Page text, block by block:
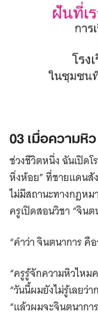
03 เมื่อความ
ช่วงชีวิตหนึ่ง ฉันเปิดโ
หิ่งห้อย” ที่ชายแดนสั
ไม่มีสถานะทางกฎหม
ครูเปิดสอนวิชา “จิน
“คำว่า จินตนาการ คื
“ครูรู้จักความหิวไหม
“วันนี้ผมยังไม่รู้เลยว่
“แล้วผมจะจินตนากา